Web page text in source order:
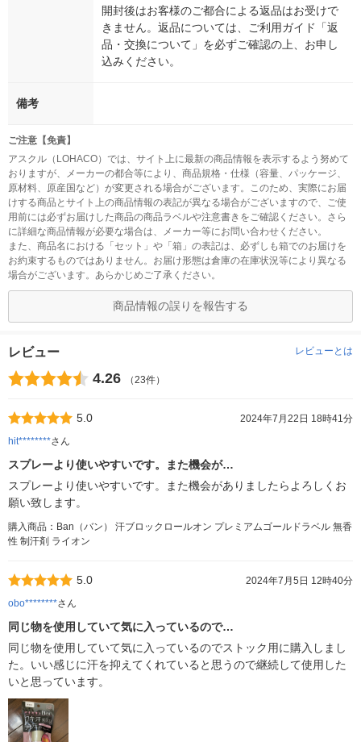
開封後はお客様のご都合による返品はお受けで
きません。返品については、ご利用ガイド「返
品・交換について」を必ずご確認の上、お申し
込みください。
備考
ご注意【免責】
アスクル（LOHACO）では、サイト上に最新の商品情報を表示するよう努めて
おりますが、メーカーの都合等により、商品規格・仕様（容量、パッケージ、
原材料、原産国など）が変更される場合がございます。このため、実際にお届
けする商品とサイト上の商品情報の表記が異なる場合がございますので、ご使
用前には必ずお届けした商品の商品ラベルや注意書きをご確認ください。さら
に詳細な商品情報が必要な場合は、メーカー等にお問い合わせください。
また、商品名における「セット」や「箱」の表記は、必ずしも箱でのお届けを
お約束するものではありません。お届け形態は倉庫の在庫状況等により異なる
場合がございます。あらかじめご了承ください。
商品情報の誤りを報告する
レビュー レビューとは
4.26 （23件）
5.0
2024年7月22日 18時41分
hit********さん
スプレーより使いやすいです。また機会が…
スプレーより使いやすいです。また機会がありましたらよろしくお
願い致します。
購入商品：Ban（バン） 汗ブロックロールオン プレミアムゴールドラベル 無香
性 制汗剤 ライオン
5.0
2024年7月5日 12時40分
obo********さん
同じ物を使用していて気に入っているので…
同じ物を使用していて気に入っているのでストック用に購入しまし
た。いい感じに汗を抑えてくれていると思うので継続して使用した
いと思っています。